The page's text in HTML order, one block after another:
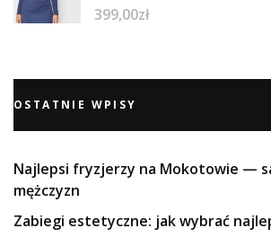
399,00zł
OSTATNIE WPISY
Najlepsi fryzjerzy na Mokotowie —
mężczyzn
Zabiegi estetyczne: jak wybrać